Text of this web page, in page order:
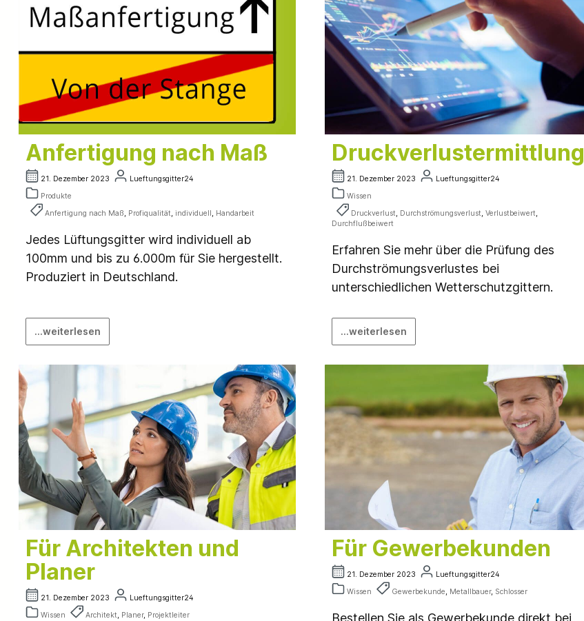
Anfertigung nach Maß
21. Dezember 2023
Lueftungsgitter24
Produkte
Anfertigung nach Maß, Profiqualität,individuell, Handarbeit
Jedes Lüftungsgitter wird individuell ab
100mm und bis zu 6.000m für Sie hergestellt.
Produziert in Deutschland.
...weiterlesen
Druckverlustermittlung
21. Dezember 2023
Lueftungsgitter24
Wissen
Druckverlust, Durchströmungsverlust,Verlustbeiwert,
Durchflußbeiwert
Erfahren Sie mehr über die Prüfung des
Durchströmungsverlustes bei
unterschiedlichen Wetterschutzgittern.
...weiterlesen
Für Architekten und
Planer
21. Dezember 2023
Lueftungsgitter24
Wissen
Architekt, Planer, Projektleiter
Für Gewerbekunden
21. Dezember 2023
Lueftungsgitter24
Wissen
Gewerbekunde, Metallbauer, Schlosser
Bestellen Sie als Gewerbekunde direkt bei